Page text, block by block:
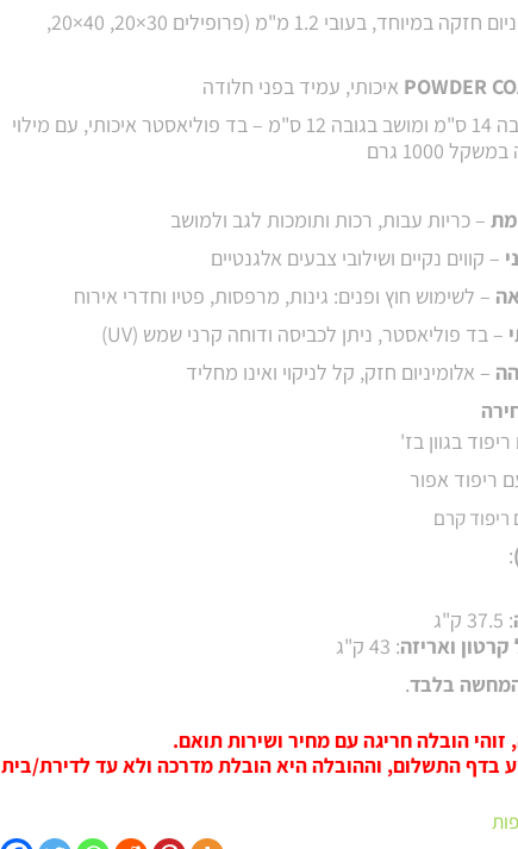
שלדת אלומיניום חזקה במיוחד, בעובי 1.2 מ"מ (פרופילים 30×20, 40×20,
POWDER איכותי, עמיד בפני חלודה
כריות גב בגובה 14 ס"מ ומושב בגובה 12 ס"מ – בד פוליאסטר איכותי, עם מילוי
1000 גרם
– כריות עבות, רכות ותומכות לגב ולמושב
– קווים נקיים ושילובי צבעים אלגנטיים
– לשימוש חוץ ופנים: גינות, מרפסות, פטיו וחדרי אירוח
– בד פוליאסטר, ניתן לכביסה ודוחה קרני שמש (UV)
– אלומיניום חזק, קל לניקוי ואינו מחליד
בגוון בז'
ריפוד אפור
קרם
:
: 37.5 ק"ג
ואריזה: 43 ק"ג
בלבד.
הובלה חריגה עם מחיר ושירות תואם.
בדף התשלום, וההובלה היא הובלת מדרכה ולא עד לדירת/בית